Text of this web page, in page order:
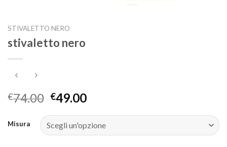
STIVALETTO NERO
stivaletto nero
€74.00 €49.00
Misura